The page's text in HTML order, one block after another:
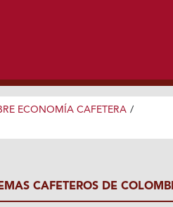
ECONOMÍA CAFETERA /
CAFETEROS DE